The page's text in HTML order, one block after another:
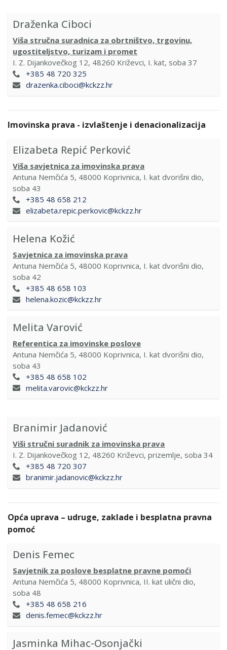
Draženka Ciboci
Viša stručna suradnica za obrtništvo, trgovinu,
ugostiteljstvo, turizam i promet
I. Z. Dijankovečkog 12, 48260 Križevci, I. kat, soba 37
+385 48 720 325
drazenka.ciboci@kckzz.hr
Imovinska prava - izvlaštenje i denacionalizacija
Elizabeta Repić Perković
Viša savjetnica za imovinska prava
Antuna Nemčića 5, 48000 Koprivnica, I. kat dvorišni dio,
soba 43
+385 48 658 212
elizabeta.repic.perkovic@kckzz.hr
Helena Kožić
Savjetnica za imovinska prava
Antuna Nemčića 5, 48000 Koprivnica, I. kat dvorišni dio,
soba 42
+385 48 658 103
helena.kozic@kckzz.hr
Melita Varović
Referentica za imovinske poslove
Antuna Nemčića 5, 48000 Koprivnica, I. kat dvorišni dio,
soba 43
+385 48 658 102
melita.varovic@kckzz.hr
Branimir Jadanović
Viši stručni suradnik za imovinska prava
I. Z. Dijankovečkog 12, 48260 Križevci, prizemlje, soba 34
+385 48 720 307
branimir.jadanovic@kckzz.hr
Opća uprava – udruge, zaklade i besplatna pravna
pomoć
Denis Femec
Savjetnik za poslove besplatne pravne pomoći
Antuna Nemčića 5, 48000 Koprivnica, II. kat ulični dio,
soba 48
+385 48 658 216
denis.femec@kckzz.hr
Jasminka Mihac-Osonjački